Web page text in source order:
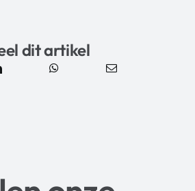
dit artikel